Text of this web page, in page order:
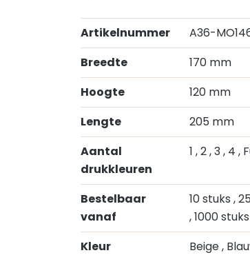
Artikelnummer
A36-
Breedte
170 mm
Hoogte
120 mm
Lengte
205 mm
Aantal
drukkleuren
1 , 2, 3, 4 ,
Bestelbaar
vanaf
10 stuks ,
, 1000 stuks
Kleur
Beige,